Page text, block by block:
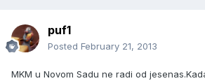
puf1
Posted February 21, 2013
MKM u Novom Sadu ne radi od